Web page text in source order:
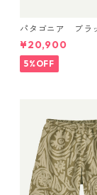
パタゴニア ブラ
ル・ダッフル 40L
e 49339 日本正規
¥20,900
5%OFF